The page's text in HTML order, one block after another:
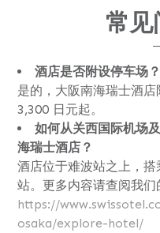
常见
酒店是否附设停车场？
是的，大阪南海瑞士酒
3,300 日元起。
如何从关西国际机场
海瑞士酒店？
酒店位于难波站之上，
站。更多内容请查阅我们
https://
osaka/explore-hotel/